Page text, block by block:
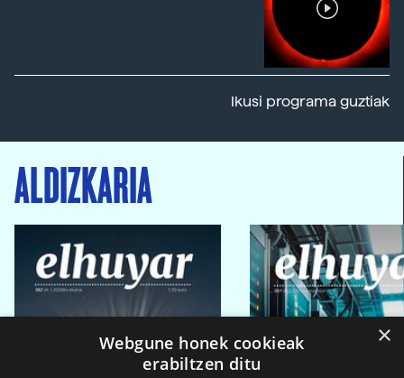
Ikusi programa guztiak
ALDIZKARIA
×
Webgune honek cookieak
erabiltzen ditu